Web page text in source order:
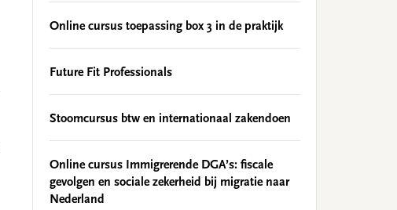
Online cursus toepassing box 3 in de praktijk
Future Fit Professionals
Stoomcursus btw en internationaal zakendoen
Online cursus Immigrerende DGA’s: fiscale
gevolgen en sociale zekerheid bij migratie naar
Nederland